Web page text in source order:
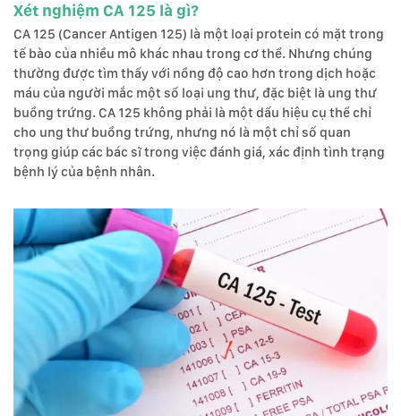
Xét nghiệm CA 125 là gì?
CA 125 (Cancer Antigen 125) là một loại protein có mặt trong
tế bào của nhiều mô khác nhau trong cơ thể. Nhưng chúng
thường được tìm thấy với nồng độ cao hơn trong dịch hoặc
máu của người mắc một số loại ung thư, đặc biệt là ung thư
buồng trứng. CA 125 không phải là một dấu hiệu cụ thể chỉ
cho ung thư buồng trứng, nhưng nó là một chỉ số quan
trọng giúp các bác sĩ trong việc đánh giá, xác định tình trạng
bệnh lý của bệnh nhân.